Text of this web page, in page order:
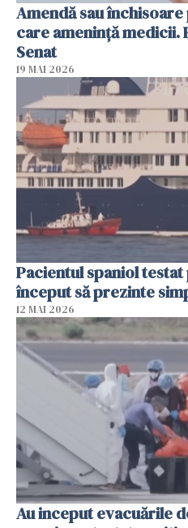
Amendă sau
care ameninţă
Senat
19 MAI 2026
Pacientul spaniol
început să prezinte
12 MAI 2026
Au inceput evacuările